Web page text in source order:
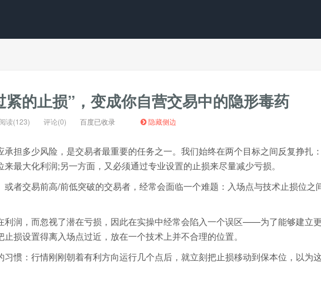
紧的止损”，变成你自营交易中的隐形毒药
阅读(123) 评论(0) 百度已收录 隐藏侧边
承担多少风险，是交易者最重要的任务之一。我们始终在两个目标之间反复挣扎
最大化利润;另一方面，又必须通过专业设置的止损来尽量减少亏损。
或者交易前高/前低突破的交易者，经常会面临一个难题：入场点与技术止损位之
利润，而忽视了潜在亏损，因此在实操中经常会陷入一个误区——为了能够建立
损设置得离入场点过近，放在一个技术上并不合理的位置。
习惯：行情刚刚朝着有利方向运行几个点后，就立刻把止损移动到保本位，以为